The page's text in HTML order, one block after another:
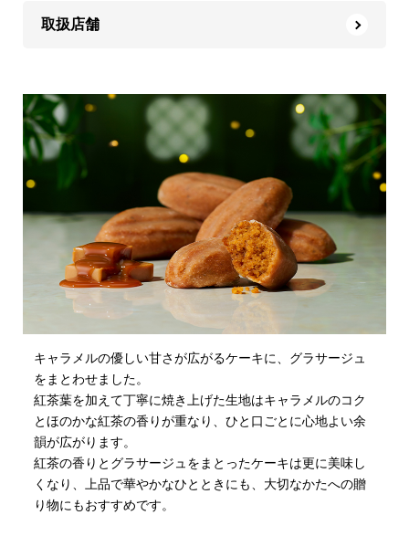
取扱店舗
キャラメルの優しい甘さが広がるケーキに、グラサージュ
をまとわせました。
紅茶葉を加えて丁寧に焼き上げた生地はキャラメルのコク
とほのかな紅茶の香りが重なり、ひと口ごとに心地よい余
韻が広がります。
紅茶の香りとグラサージュをまとったケーキは更に美味し
くなり、上品で華やかなひとときにも、大切なかたへの贈
り物にもおすすめです。